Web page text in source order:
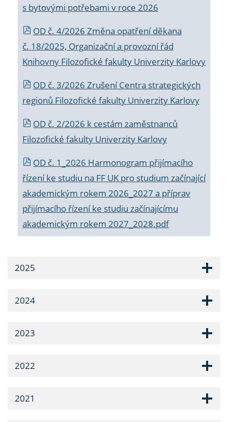
s bytovými potřebami v roce 2026
OD č. 4/2026 Změna opatření děkana
č. 18/2025, Organizační a provozní řád
Knihovny Filozofické fakulty Univerzity Karlovy
OD č. 3/2026 Zrušení Centra strategických
regionů Filozofické fakulty Univerzity Karlovy
OD č. 2/2026 k cestám zaměstnanců
Filozofické fakulty Univerzity Karlovy
OD č. 1_2026 Harmonogram přijímacího
řízení ke studiu na FF UK pro studium začínající
akademickým rokem 2026_2027 a příprav
přijímacího řízení ke studiu začínajícímu
akademickým rokem 2027_2028.pdf
2025
2024
2023
2022
2021